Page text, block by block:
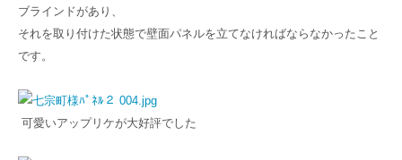
ブラインドがあり、
それを取り付けた状態で壁面パネルを立てなければならなかったこと
です。
可愛いアップリケが大好評でした